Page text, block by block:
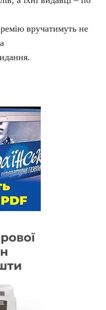
вручатимуть не